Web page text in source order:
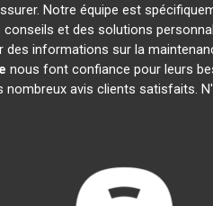
Notre équipe est
et des solutions
informations sur la
nous font confiance pour leurs
nombreux avis clients satisfaits.